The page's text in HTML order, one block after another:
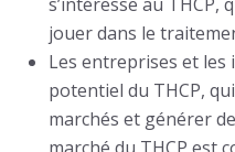
jouer dans le
Les entreprises et les
potentiel du THCP,
marchés et générer
marché du THCP est